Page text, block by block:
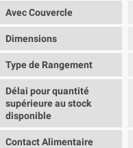
Avec Couvercle
Dimensions
Type de Rangement
Délai pour quantité
supérieure au stock
disponible
Contact Alimentaire